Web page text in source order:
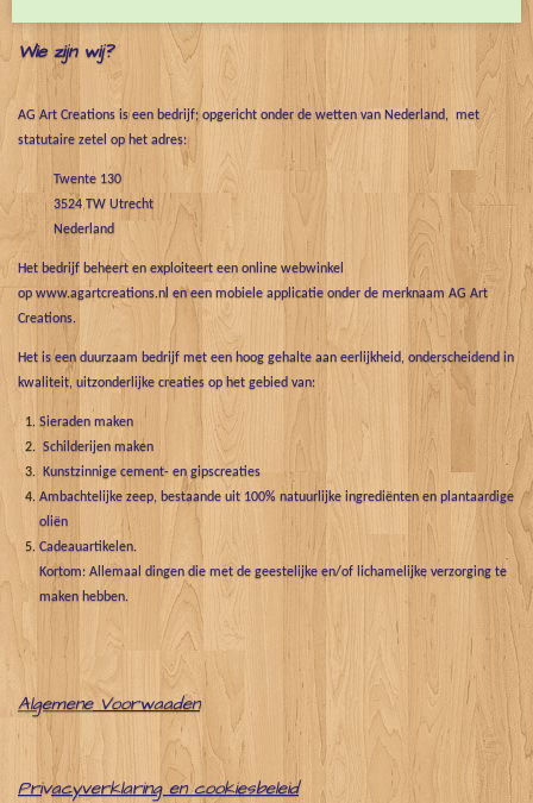
Wie zijn wij?
AG Art Creations is een bedrijf; opgericht onder de wetten van Nederland, met
statutaire zetel op het adres:
Twente 130
3524 TW Utrecht
Nederland
Het bedrijf beheert en exploiteert een online webwinkel
op www.agartcreations.nl en een mobiele applicatie onder de merknaam AG Art
Creations.
Het is een duurzaam bedrijf met een hoog gehalte aan eerlijkheid, onderscheidend in
kwaliteit, uitzonderlijke creaties op het gebied van:
Sieraden maken
Schilderijen maken
Kunstzinnige cement- en gipscreaties
Ambachtelijke zeep, bestaande uit 100% natuurlijke ingrediënten en plantaardige
oliën
Cadeauartikelen.
Kortom: Allemaal dingen die met de geestelijke en/of lichamelijke verzorging te
maken hebben.
Algemene Voorwaaden
Privacyverklaring en cookiesbeleid